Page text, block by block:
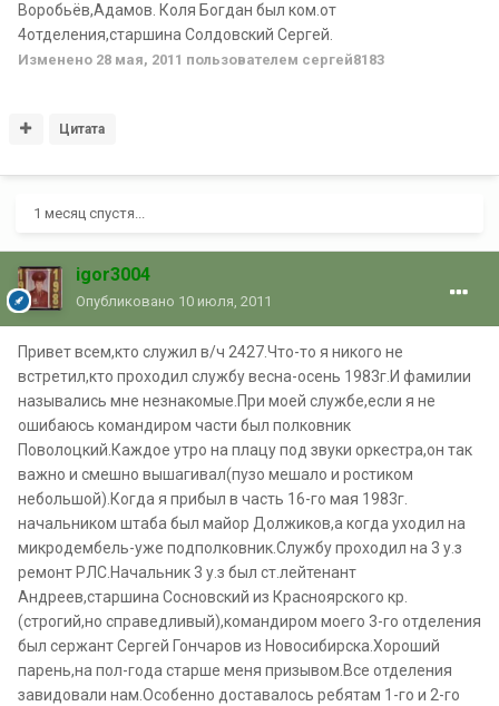
Воробьёв,Адамов. Коля Богдан был ком.от
4отделения,старшина Солдовский Сергей.
Изменено 28 мая, 2011 пользователем сергей8183
Цитата
1 месяц спустя...
igor3004
Опубликовано 10 июля, 2011
Привет всем,кто служил в/ч 2427.Что-то я никого не
встретил,кто проходил службу весна-осень 1983г.И фамилии
назывались мне незнакомые.При моей службе,если я не
ошибаюсь командиром части был полковник
Поволоцкий.Каждое утро на плацу под звуки оркестра,он так
важно и смешно вышагивал(пузо мешало и ростиком
небольшой).Когда я прибыл в часть 16-го мая 1983г.
начальником штаба был майор Должиков,а когда уходил на
микродембель-уже подполковник.Службу проходил на 3 у.з
ремонт РЛС.Начальник 3 у.з был ст.лейтенант
Андреев,старшина Сосновский из Красноярского кр.
(строгий,но справедливый),командиром моего 3-го отделения
был сержант Сергей Гончаров из Новосибирска.Хороший
парень,на пол-года старше меня призывом.Все отделения
завидовали нам.Особенно доставалось ребятам 1-го и 2-го